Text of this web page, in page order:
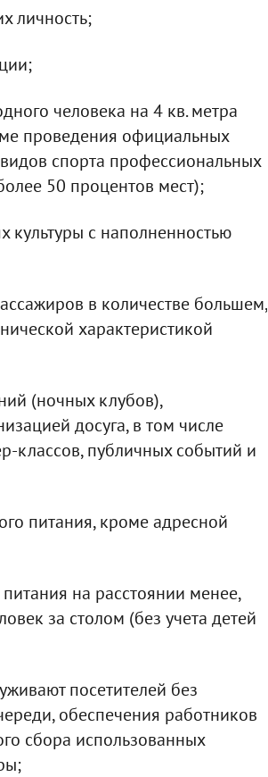
личность;
человека на 4 кв. метра
проведения официальных
спорта профессиональных
50 процентов мест);
культуры с наполненностью
в количестве большем,
характеристикой
(ночных клубов),
досуга, в том числе
классов, публичных событий и
питания, кроме адресной
на расстоянии менее,
за столом (без учета детей
посетителей без
обеспечения работников
сбора использованных